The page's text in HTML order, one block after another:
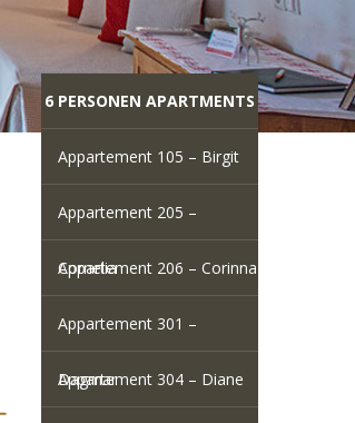
6 PERSONEN APARTMENTS
Appartement 105 – Birgit
Appartement 205 –
Cornelia
Appartement 206 – Corinna
Appartement 301 –
Dagmar
Appartement 304 – Diane